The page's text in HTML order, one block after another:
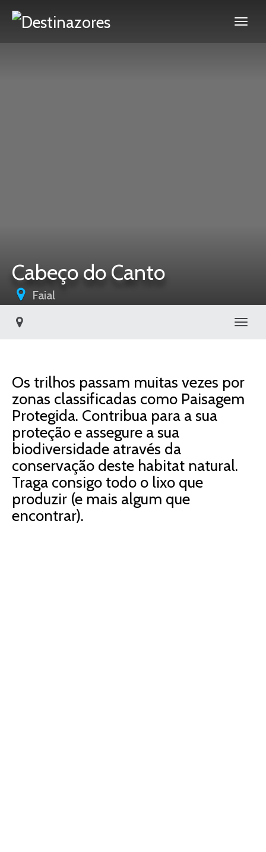
Cabeço do Canto
Faial
Os trilhos passam muitas vezes por
zonas classificadas como Paisagem
Protegida. Contribua para a sua
proteção e assegure a sua
biodiversidade através da
conservação deste habitat natural.
Traga consigo todo o lixo que
produzir (e mais algum que
encontrar).